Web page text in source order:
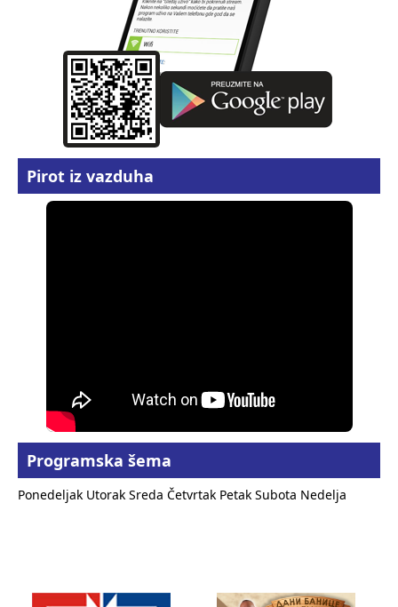
Pirot iz vazduha
Programska šema
Ponedeljak Utorak Sreda Četvrtak Petak Subota Nedelja